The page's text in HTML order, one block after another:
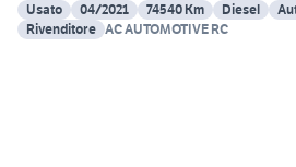
Usato
04/2021 74540 Km Diesel
Rivenditore AC AUTOMOTIVE RC